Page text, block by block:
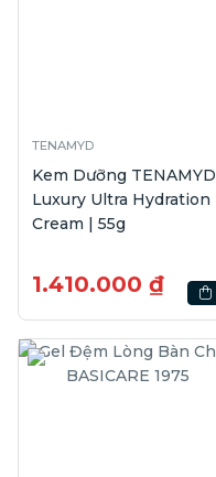
TENAMYD
Kem Dưỡng TENAMYD
Luxury Ultra Hydration
Cream | 55g
1.410.000 ₫